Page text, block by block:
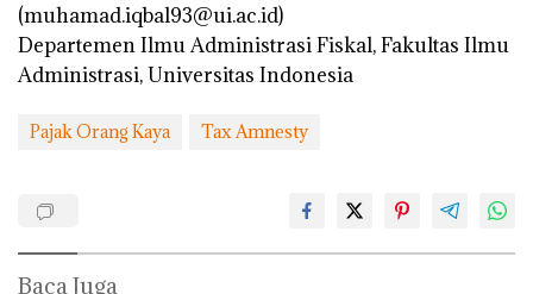
(muhamad.iqbal93@ui.ac.id)
Departemen Ilmu Administrasi Fiskal, Fakultas Ilmu
Administrasi, Universitas Indonesia
Pajak Orang Kaya Tax Amnesty
Baca Juga